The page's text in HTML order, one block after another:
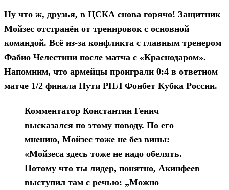
Ну что ж, друзья, в ЦСКА снова горячо! Защитник
Мойзес отстранён от тренировок с основной
командой. Всё из-за конфликта с главным тренером
Фабио Челестини после матча с «Краснодаром».
Напомним, что армейцы проиграли 0:4 в ответном
матче 1/2 финала Пути РПЛ Фонбет Кубка России.
Комментатор Константин Генич
высказался по этому поводу. По его
мнению, Мойзес тоже не без вины:
«Мойзеса здесь тоже не надо обелять.
Потому что ты лидер, понятно, Акинфеев
выступил там с речью: „Можно